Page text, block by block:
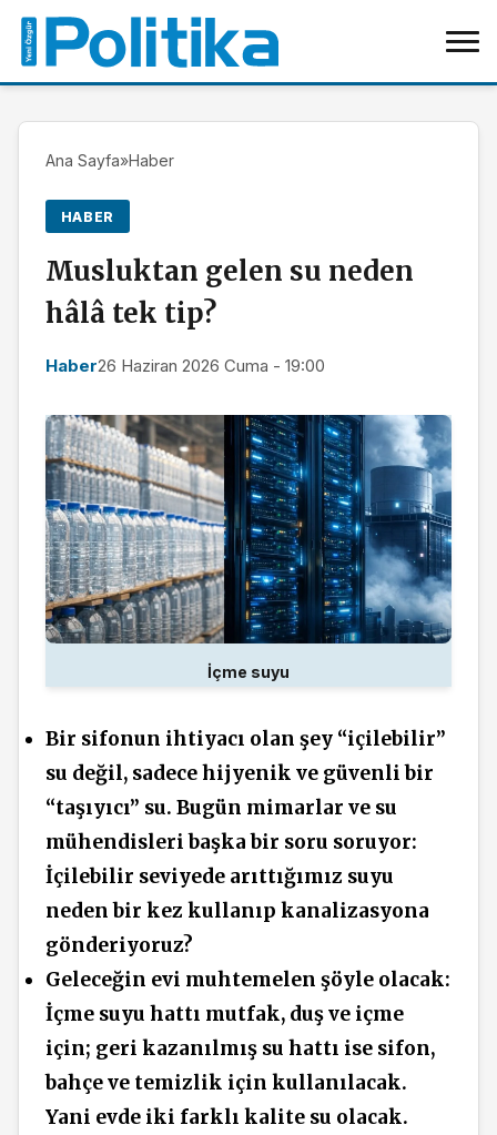
Ana Sayfa»Haber
HABER
Musluktan gelen su neden
hâlâ tek tip?
Haber26 Haziran 2026 Cuma - 19:00
İçme suyu
Bir sifonun ihtiyacı olan şey “içilebilir”
su değil, sadece hijyenik ve güvenli bir
“taşıyıcı” su. Bugün mimarlar ve su
mühendisleri başka bir soru soruyor:
İçilebilir seviyede arıttığımız suyu
neden bir kez kullanıp kanalizasyona
gönderiyoruz?
Geleceğin evi muhtemelen şöyle olacak:
İçme suyu hattı mutfak, duş ve içme
için; geri kazanılmış su hattı ise sifon,
bahçe ve temizlik için kullanılacak.
Yani evde iki farklı kalite su olacak.